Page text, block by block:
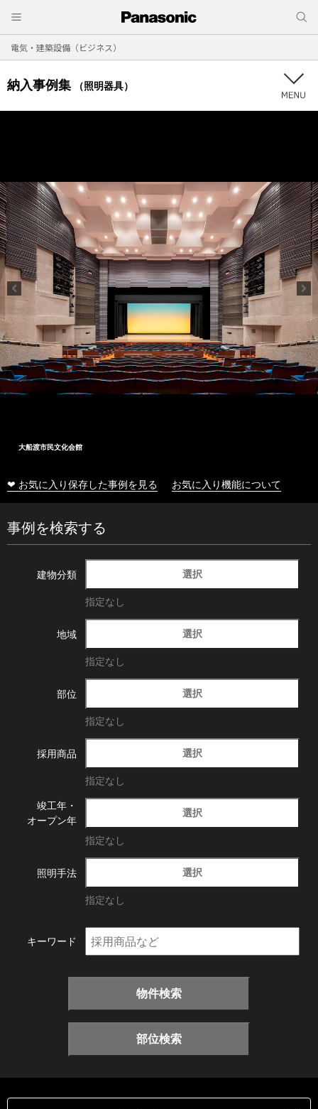
電気・建築設備（ビジネス）
納入事例集 （照明器具）
大船渡市民文化会館
❤ お気に入り保存した事例を見る お気に入り機能について
事例を検索する
建物分類 選択
指定なし
地域 選択
指定なし
部位 選択
指定なし
採用商品 選択
指定なし
竣工年・
オープン年
選択
指定なし
照明手法 選択
指定なし
キーワード
物件検索
部位検索